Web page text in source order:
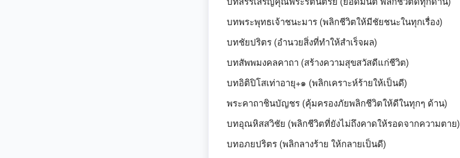
บทพระพุทธเจ้าชนะมาร (พลิกชีวิตให้มีชัยชนะในทุกเรื่อง)
บทชัยปริตร (อำนวยสิ่งที่ทำให้สำเร็จผล)
บทสัพพมงคลคาถา (สร้างความสุขสวัสดีแก่ชีวิต)
บทอิติปิโสเท่าอายุ+๑ (พลิกเคราะห์ร้ายให้เป็นดี)
พระคาถาชินบัญชร (คุ้มครองภัยพลิกชีวิตให้ดีในทุกๆ ด้าน)
บทอุณหิสสวิชัย (พลิกชีวิตที่ยังไม่ถึงคาดให้รอดจากความตาย)
บทอภยปริตร (พลิกลางร้าย ให้กลายเป็นดี)